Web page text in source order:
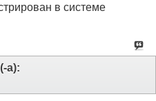
в системе
а):